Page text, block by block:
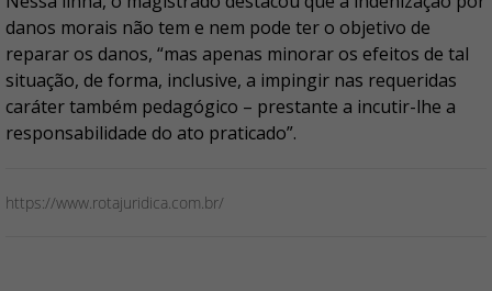
danos morais não tem e nem pode ter o objetivo de
reparar os danos, “mas apenas minorar os efeitos de tal
situação, de forma, inclusive, a impingir nas requeridas
caráter também pedagógico – prestante a incutir-lhe a
responsabilidade do ato praticado”.
https://www.rotajuridica.com.br/